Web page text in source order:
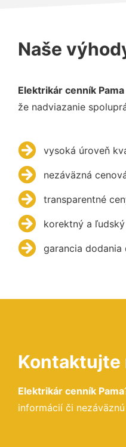
Naše
Elektrikár cenník Pama
že nadviazanie
vysoká úroveň
nezáväzná
transparentné
korektný a
garancia dodania
Kontaktujte
Elektrikár cenník Pama
informácií či